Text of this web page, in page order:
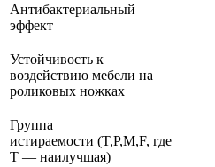
Антибактериальный
эффект
Устойчивость к
воздействию мебели на
роликовых ножках
Группа
истираемости (T,P,M,F, где
T — наилучшая)